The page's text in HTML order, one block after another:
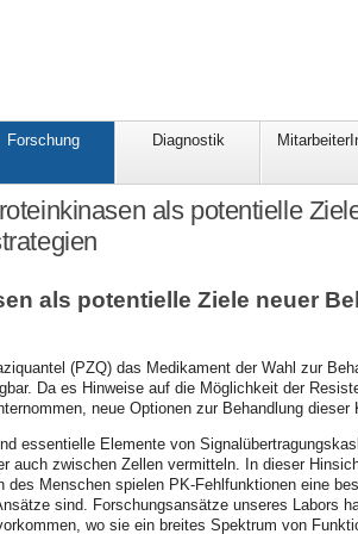
Forschung Diagnostik
als potentielle
als potentielle Ziele neuer
(PZQ) das Medikament der Wahl zur
Da es Hinweise auf die Möglichkeit der
neue Optionen zur Behandlung dieser
essentielle Elemente von
auch zwischen Zellen vermitteln. In dieser
des Menschen spielen PK-Fehlfunktionen eine
sind. Forschungsansätze unseres Labors
wo sie ein breites Spektrum von